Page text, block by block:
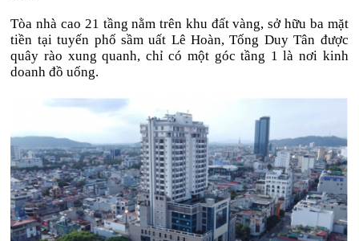
Tòa nhà cao 21 tầng nằm trên khu đất vàng, sở hữu ba mặt
tiền tại tuyến phố sầm uất Lê Hoàn, Tống Duy Tân được
quây rào xung quanh, chỉ có một góc tầng 1 là nơi kinh
doanh đồ uống.